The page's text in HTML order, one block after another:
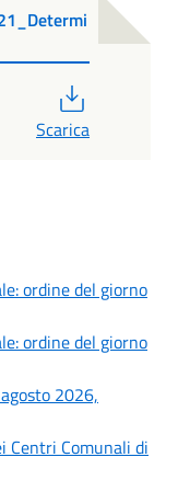
Scarica
ordine del giorno
ordine del giorno
2026,
Centri Comunali di